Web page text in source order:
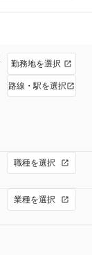
勤務地を選択
路線・駅を選択
職種を選択
業種を選択